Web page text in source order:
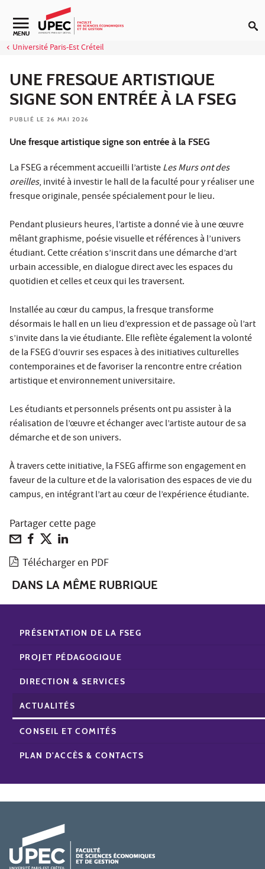
Aller au contenu
Navigation secondaire
MENU
Université Paris-Est Créteil
UNE FRESQUE ARTISTIQUE
SIGNE SON ENTRÉE À LA FSEG
PUBLIÉ LE 26 MAI 2026
Une fresque artistique signe son entrée à la FSEG
La FSEG a récemment accueilli l’artisteLes Murs ont des
oreilles, invité à investir le hall de la faculté pour y réaliser une
fresque originale, pensée spécialement pour le lieu.
Pendant plusieurs heures, l’artiste a donné vie à une œuvre
mêlant graphisme, poésie visuelle et références à l’univers
étudiant. Cette création s’inscrit dans une démarche d’art
urbain accessible, en dialogue direct avec les espaces du
quotidien et celles et ceux qui les traversent.
Installée au cœur du campus, la fresque transforme
désormais le hall en un lieu d’expression et de passage où l’art
s’invite dans la vie étudiante. Elle reflète également la volonté
de la FSEG d’ouvrir ses espaces à des initiatives culturelles
contemporaines et de favoriser la rencontre entre création
artistique et environnement universitaire.
Les étudiants et personnels présents ont pu assister à la
réalisation de l’œuvre et échanger avec l’artiste autour de sa
démarche et de son univers.
À travers cette initiative, la FSEG affirme son engagement en
faveur de la culture et de la valorisation des espaces de vie du
campus, en intégrant l’art au cœur de l’expérience étudiante.
Partager cette page
Télécharger en PDF
DANS LA MÊME RUBRIQUE
PRÉSENTATION DE LA FSEG
PROJET PÉDAGOGIQUE
DIRECTION & SERVICES
ACTUALITÉS
CONSEIL ET COMITÉS
PLAN D'ACCÈS & CONTACTS